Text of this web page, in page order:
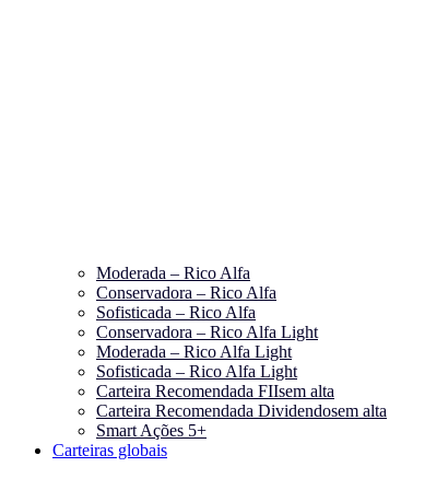
Moderada – Rico Alfa
Conservadora – Rico Alfa
Sofisticada – Rico Alfa
Conservadora – Rico Alfa Light
Moderada – Rico Alfa Light
Sofisticada – Rico Alfa Light
Carteira Recomendada FIIsem alta
Carteira Recomendada Dividendosem alta
Smart Ações 5+
Carteiras globais